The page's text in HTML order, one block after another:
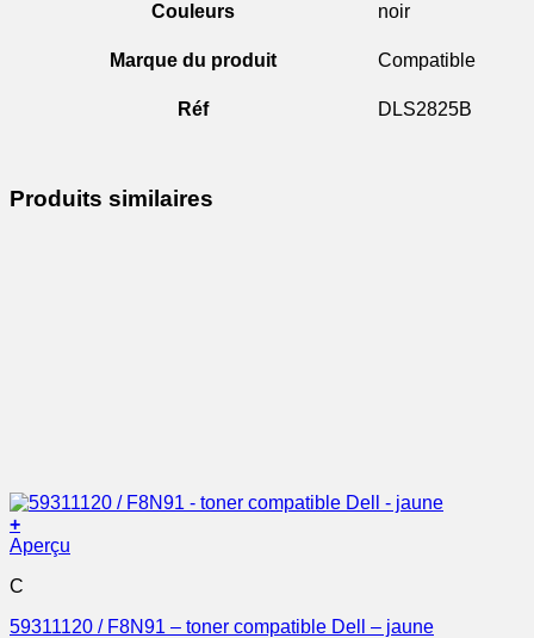
Couleurs noir
Marque du produit Compatible
Réf DLS2825B
Produits similaires
+
Aperçu
C
59311120 / F8N91 – toner compatible Dell – jaune